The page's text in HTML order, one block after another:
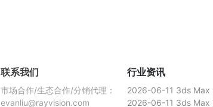
联系我们
市场合作/生态合作/分销代理：
evanliu@rayvision.com
行业资讯
2026-06-11 3ds Max
2026-06-11 3ds Max